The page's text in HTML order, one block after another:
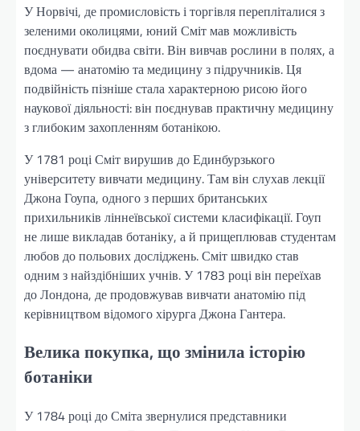
У Норвічі, де промисловість і торгівля перепліталися з
зеленими околицями, юний Сміт мав можливість
поєднувати обидва світи. Він вивчав рослини в полях, а
вдома — анатомію та медицину з підручників. Ця
подвійність пізніше стала характерною рисою його
наукової діяльності: він поєднував практичну медицину
з глибоким захопленням ботанікою.
У 1781 році Сміт вирушив до Единбурзького
університету вивчати медицину. Там він слухав лекції
Джона Гоупа, одного з перших британських
прихильників ліннеївської системи класифікації. Гоуп
не лише викладав ботаніку, а й прищеплював студентам
любов до польових досліджень. Сміт швидко став
одним з найздібніших учнів. У 1783 році він переїхав
до Лондона, де продовжував вивчати анатомію під
керівництвом відомого хірурга Джона Гантера.
Велика покупка, що змінила історію
ботаніки
У 1784 році до Сміта звернулися представники